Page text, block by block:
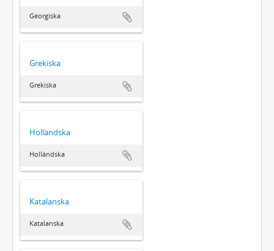
Georgiska
Grekiska
Grekiska
Holländska
Holländska
Katalanska
Katalanska